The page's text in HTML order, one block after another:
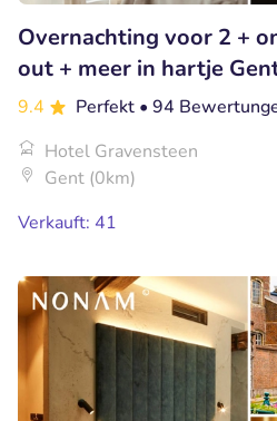
Overnachting voor 2 +
out + meer in hartje
9.4 Perfekt • 94
Hotel Gravensteen
Gent (0km)
Verkauft: 41